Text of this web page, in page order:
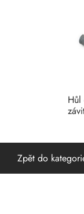
Hůl
Zpět do